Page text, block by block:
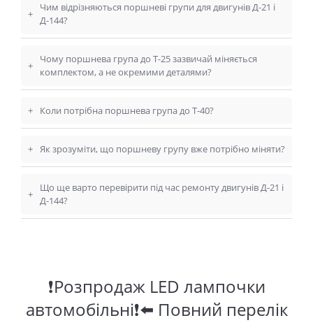
+
Чим відрізняються поршневі групи для двигунів Д-21 і
Д-144?
+
Чому поршнева група до Т-25 зазвичай міняється
комплектом, а не окремими деталями?
+ Коли потрібна поршнева група до Т-40?
+ Як зрозуміти, що поршневу групу вже потрібно міняти?
+
Що ще варто перевірити під час ремонту двигунів Д-21 і
Д-144?
❗Розпродаж LED лампочки
автомобільні❗⬅️ Повний перелік